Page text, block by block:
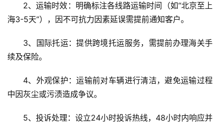
2、运输时效：明确标注各线路运输时间（如“北京至上
海3-5天”），因不可抗力因素延误需提前通知客户。
3、国际托运：提供跨境托运服务，需提前办理海关手
续及保险。
4、外观保护：运输前对车辆进行清洁，避免运输过程
中因灰尘或污渍造成争议。
5、投诉处理：设立24小时投诉热线，48小时内响应并